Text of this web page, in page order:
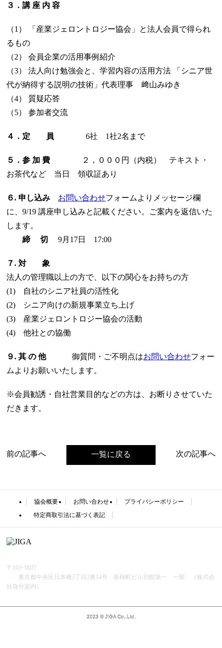
３．講 座 内 容
（1） 「産業ジェロントロジー協会」と法人会員で得られ
るもの
（2） 会員企業の活用事例紹介
（3） 法人向け勉強会と、学習内容の活用方法 「シニア世
代が納得する説明の技術」代表理事 﨑山みゆき
（4） 質疑応答
（5） 参加者交流
４．定 員 6社 1社2名まで
５．参 加 費 ２，０００円（内税） テキスト・
お茶代など 当日 領収証あり
６. 申し込み お問い合わせフォームよりメッセージ欄
に、9/19 講座申し込みと記載ください。ご案内を返信いた
します。
締 切
9月17日 17:00
７. 対 象
法人の管理職以上の方で、以下の関心をお持ちの方
(1) 自社のシニア社員の活性化
(2) シニア向けの新規事業立ち上げ
(3) 産業ジェロントロジー協会の活動
(4) 他社との協働
９. 其 の 他御質問・ご不明点はお問い合わせフォー
ムよりお願いいたします。
※会員勧誘・自社営業目的などの方は、お断りさせていた
だきます。
前の記事へ 一覧に戻る 次の記事へ
協会概要 お問い合わせ
プライバシーポリシー
特定商取引法に基づく表記
〒103−0027
東京都中央区日本橋3丁目2番14号 新槇町ビル別館第一 一階 （株式会
社自分楽内）
2023 © JIGA Co.,Ltd.